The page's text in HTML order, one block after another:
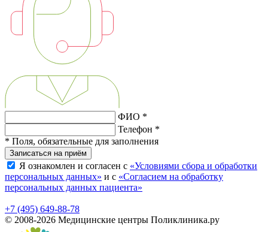
ФИО *
Телефон *
* Поля, обязательные для заполнения
Записаться на приём
Я ознакомлен и согласен с «Условиями сбора и обработки
персональных данных» и с «Согласием на обработку
персональных данных пациента»
+7 (495) 649-88-78
© 2008-2026 Медицинские центры Поликлиника.ру